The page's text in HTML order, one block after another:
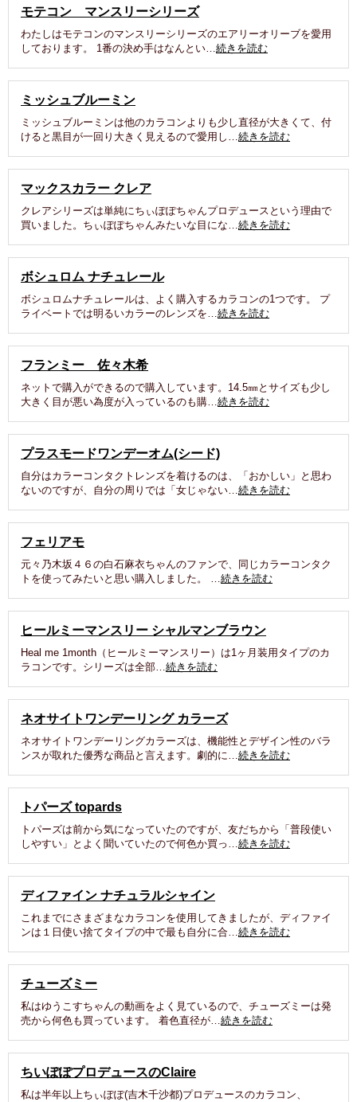
モテコン マンスリーシリーズ
わたしはモテコンのマンスリーシリーズのエアリーオリーブを愛用
しております。 1番の決め手はなんとい…続きを読む
ミッシュブルーミン
ミッシュブルーミンは他のカラコンよりも少し直径が大きくて、付
けると黒目が一回り大きく見えるので愛用し…続きを読む
マックスカラー クレア
クレアシリーズは単純にちぃぽぽちゃんプロデュースという理由で
買いました。ちぃぽぽちゃんみたいな目にな…続きを読む
ボシュロム ナチュレール
ボシュロムナチュレールは、よく購入するカラコンの1つです。 プ
ライベートでは明るいカラーのレンズを…続きを読む
フランミー 佐々木希
ネットで購入ができるので購入しています。14.5㎜とサイズも少し
大きく目が悪い為度が入っているのも購…続きを読む
プラスモードワンデーオム(シード)
自分はカラーコンタクトレンズを着けるのは、「おかしい」と思わ
ないのですが、自分の周りでは「女じゃない…続きを読む
フェリアモ
元々乃木坂４６の白石麻衣ちゃんのファンで、同じカラーコンタク
トを使ってみたいと思い購入しました。 …続きを読む
ヒールミーマンスリー シャルマンブラウン
Heal me 1month（ヒールミーマンスリー）は1ヶ月装用タイプのカ
ラコンです。シリーズは全部…続きを読む
ネオサイトワンデーリング カラーズ
ネオサイトワンデーリングカラーズは、機能性とデザイン性のバラ
ンスが取れた優秀な商品と言えます。劇的に…続きを読む
トパーズ topards
トパーズは前から気になっていたのですが、友だちから「普段使い
しやすい」とよく聞いていたので何色か買っ…続きを読む
ディファイン ナチュラルシャイン
これまでにさまざまなカラコンを使用してきましたが、ディファイ
ンは１日使い捨てタイプの中で最も自分に合…続きを読む
チューズミー
私はゆうこすちゃんの動画をよく見ているので、チューズミーは発
売から何色も買っています。 着色直径が…続きを読む
ちいぽぽプロデュースのClaire
私は半年以上ちぃぽぽ(吉木千沙都)プロデュースのカラコン、